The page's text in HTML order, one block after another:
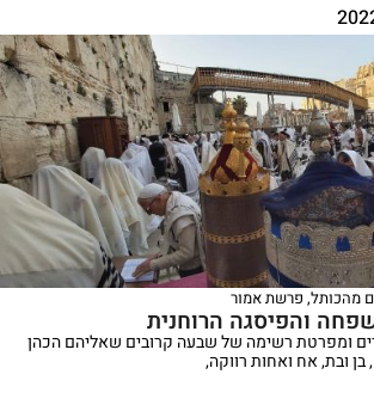
מהכותל, פרשת אמור
והפיסגה הרוחנית
ומפרטת רשימה של שבעה קרובים שאליהם הכהן
ובת, אח ואחות רווקה,